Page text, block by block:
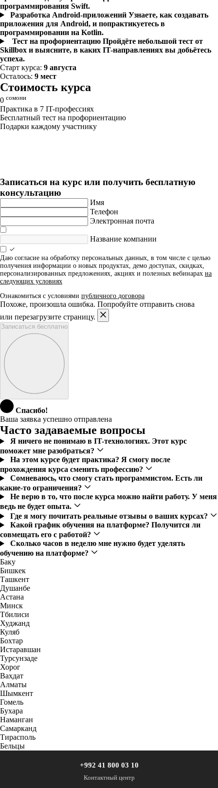
программирования Swift.
Разработка Android-приложений Узнаете, как создавать
приложения для Android, и попрактикуетесь в
программировании на Kotlin.
Тест на профориентацию Пройдёте небольшой тест от
Skillbox и выясните, в каких IT-направлениях вы добьётесь
успеха.
Старт курса: 9 августа
Осталось: 9 мест
Стоимость курса
0 сомони
Практика в 7 IT-профессиях
Бесплатный тест на профориентацию
Подарки каждому участнику
Записаться на курс или получить бесплатную
консультацию
Имя
Телефон
Электронная почта
Название компании
Даю согласие на обработку персональных данных, в том числе с целью
получения информации о новых продуктах, демо доступах, скидках,
персонализированных предложениях, акциях и полезных вебинарах на
следующих условиях
Ознакомиться с условиями публичного договора
Похоже, произошла ошибка. Попробуйте отправить снова
или перезагрузите страницу.
Записаться бесплатно
Спасибо!
Ваша заявка успешно отправлена
Часто задаваемые вопросы
Я ничего не понимаю в IT-технологиях. Этот курс
поможет мне разобраться?
На этом курсе будет практика? Я смогу после
прохождения курса сменить профессию?
Сомневаюсь, что смогу стать программистом. Есть ли
какие-то ограничения?
Не верю в то, что после курса можно найти работу. У меня
ведь не будет опыта.
Где я могу почитать реальные отзывы о ваших курсах?
Какой график обучения на платформе? Получится ли
совмещать его с работой?
Сколько часов в неделю мне нужно будет уделять
обучению на платформе?
Баку
Бишкек
Ташкент
Душанбе
Астана
Минск
Тбилиси
Худжанд
Куляб
Бохтар
Истаравшан
Турсунзаде
Хорог
Вахдат
Алматы
Шымкент
Гомель
Бухара
Наманган
Самарканд
Тирасполь
Бельцы
+992 41 800 03 10
Контактный центр